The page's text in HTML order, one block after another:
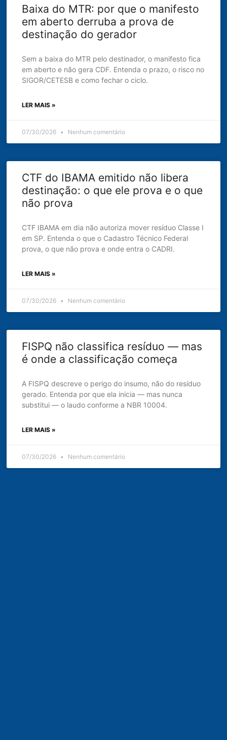
Baixa do MTR: por que o manifesto
em aberto derruba a prova de
destinação do gerador
Sem a baixa do MTR pelo destinador, o manifesto fica
em aberto e não gera CDF. Entenda o prazo, o risco no
SIGOR/CETESB e como fechar o ciclo.
LER MAIS »
07/30/2026 Nenhum comentário
CTF do IBAMA emitido não libera
destinação: o que ele prova e o que
não prova
CTF IBAMA em dia não autoriza mover resíduo Classe I
em SP. Entenda o que o Cadastro Técnico Federal
prova, o que não prova e onde entra o CADRI.
LER MAIS »
07/30/2026 Nenhum comentário
FISPQ não classifica resíduo — mas
é onde a classificação começa
A FISPQ descreve o perigo do insumo, não do resíduo
gerado. Entenda por que ela inicia — mas nunca
substitui — o laudo conforme a NBR 10004.
LER MAIS »
07/30/2026 Nenhum comentário